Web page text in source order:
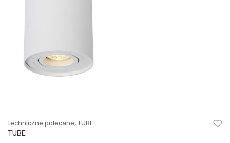
techniczne polecane, TUBE
TUBE